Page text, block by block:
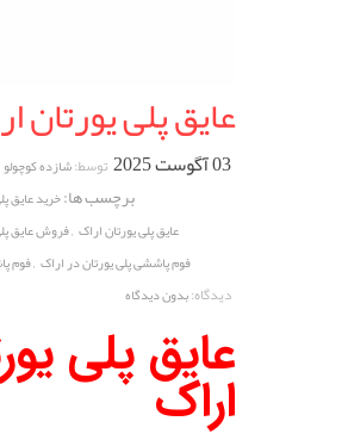
عایق پلی یورتان
03 آگوست 2025 توسط:شازده کوچولو
برچسب ها:خرید عایق
عایق پلی یورتان اراک ,فروش عایق
فوم پاششی پلی یورتان در اراک ,فوم
دیدگاه:بدون دیدگاه
عایق پلی
اراک